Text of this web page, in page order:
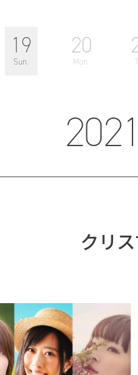
19
Sun.
20
Mon.
クリ